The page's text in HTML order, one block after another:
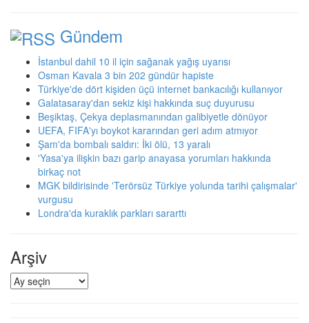
Gündem
İstanbul dahil 10 il için sağanak yağış uyarısı
Osman Kavala 3 bin 202 gündür hapiste
Türkiye'de dört kişiden üçü internet bankacılığı kullanıyor
Galatasaray'dan sekiz kişi hakkında suç duyurusu
Beşiktaş, Çekya deplasmanından galibiyetle dönüyor
UEFA, FIFA'yı boykot kararından geri adım atmıyor
Şam'da bombalı saldırı: İki ölü, 13 yaralı
'Yasa'ya ilişkin bazı garip anayasa yorumları hakkında
birkaç not
MGK bildirisinde 'Terörsüz Türkiye yolunda tarihi çalışmalar'
vurgusu
Londra'da kuraklık parkları sararttı
Arşiv
Arşiv